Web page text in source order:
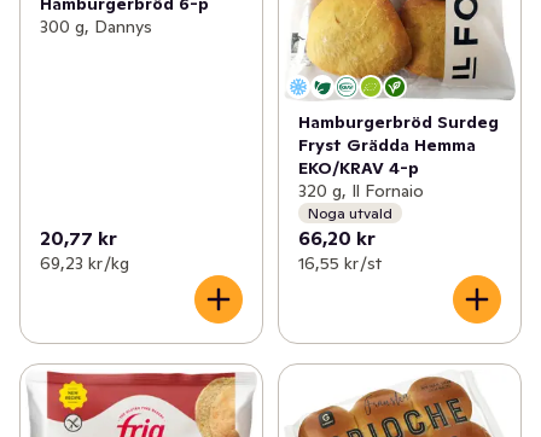
300 g, Dannys
20,77 kr
69,23 kr /kg
Hamburgerbröd Surdeg
Fryst Grädda Hemma
EKO/KRAV 4-p
320 g, Il Fornaio
Noga utvald
66,20 kr
16,55 kr /st